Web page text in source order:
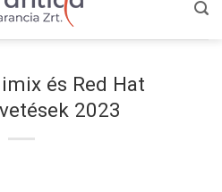
és Red Hat
2023